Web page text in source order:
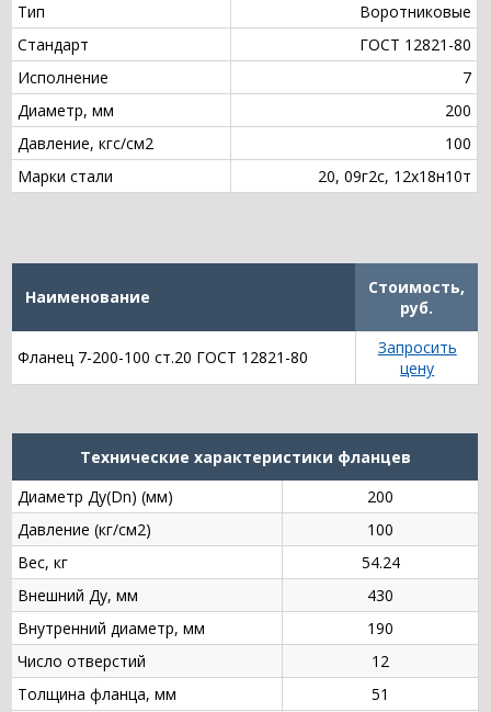
Тип
Воротниковые
Стандарт
ГОСТ 12821-80
Исполнение
7
Диаметр, мм
200
Давление, кгс/см2
100
Марки стали
20, 09г2с, 12х18н10т
Наименование
Стоимость,
руб.
Фланец 7-200-100 ст.20 ГОСТ 12821-80
Запросить
цену
Технические характеристики фланцев
Диаметр Ду(Dn) (мм)
200
Давление (кг/см2)
100
Вес, кг
54.24
Внешний Ду, мм
430
Внутренний диаметр, мм
190
Число отверстий
12
Толщина фланца, мм
51